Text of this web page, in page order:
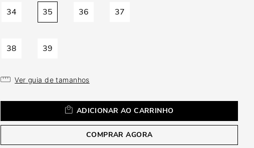
34 35 36 37
38 39
Ver guia de tamanhos
ADICIONAR AO CARRINHO
COMPRAR AGORA